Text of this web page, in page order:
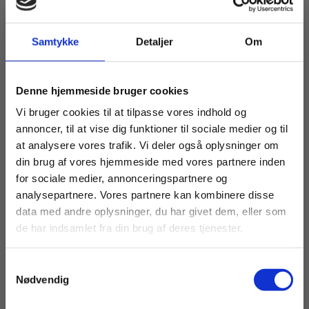
Samtykke Detaljer Om
Denne hjemmeside bruger cookies
Vi bruger cookies til at tilpasse vores indhold og
annoncer, til at vise dig funktioner til sociale medier og til
at analysere vores trafik. Vi deler også oplysninger om
din brug af vores hjemmeside med vores partnere inden
for sociale medier, annonceringspartnere og
analysepartnere. Vores partnere kan kombinere disse
data med andre oplysninger, du har givet dem, eller som
de har indsamlet fra din brug af deres tjenester.
Nødvendig
Titler i serien
2 formater
Arbeitskultur
Køb læremidler og find masterclasses mm.
Fortsæt som:
For privatkunder og
studerende. Du får
vist priser inkl.
For institutioner og
virksomheder. Du
får vist priser ekskl.